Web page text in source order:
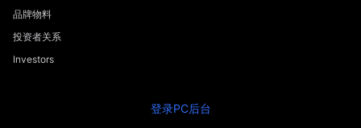
品牌物料
投资者关系
Investors
登录PC后台